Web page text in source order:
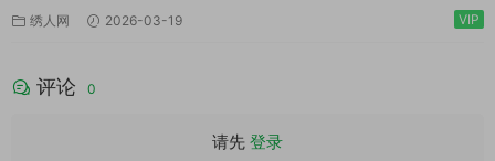
绣人网 2026-03-19 VIP
评论 0
请先 登录